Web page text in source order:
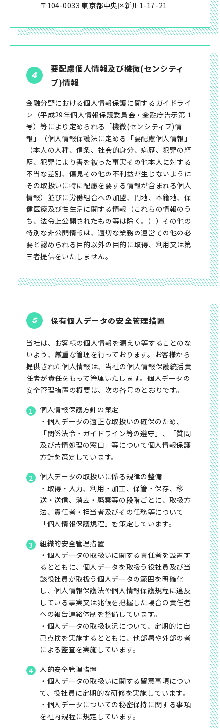
〒104-0033 東京都中央区新川1-17-21
要配慮個人情報及び機微(センシティ
ブ)情報
金融分野における個人情報保護に関するガイドライ
ン（平成29年個人情報保護委員会・金融庁告示第１
号）等により定められる「機微(センシティブ)情
報」（個人情報保護法に定める「要配慮個人情報」
（本人の人種、信条、社会的身分、病歴、犯罪の経
歴、犯罪により害を被った事実その他本人に対する
不当な差別、偏見その他の不利益が生じないように
その取扱いに特に配慮を要する情報が含まれる個人
情報）並びに労働組合への加盟、門地、本籍地、保
健医療及び性生活に関する情報（これらの情報のう
ち、法令上公開されたもの等は除く。））その他の
特別な非公開情報は、適切な業務の運営その他の必
要と認められる目的以外の目的に取得、利用又は第
三者提供をいたしません。
保有個人データの安全管理措置
当社は、お客様の個人情報を漏えい等することのな
いよう、厳重な管理を行っております。お客様から
提供された個人情報は、当社の個人情報保護統括責
任者が責任をもって管理いたします。個人データの
安全管理措置の概要は、次の各号のとおりです。
個人情報保護方針の策定
・個人データの適正な取扱いの確保のため、
「関係法令・ガイドライン等の遵守」、「質問
及び苦情処理の窓口」等について個人情報保護
方針を策定しています。
個人データの取扱いに係る規律の整備
・取得・入力、利用・加工、保管・保存、移
送・送信、消去・廃棄等の段階ごとに、取扱方
法、責任者・担当者及びその任務等について
「個人情報保護規程」を策定しています。
組織的安全管理措置
・個人データの取扱いに関する責任者を設置す
るとともに、個人データを取扱う役社員及び当
該役社員が取扱う個人データの範囲を明確化
し、個人情報保護法や個人情報保護規程に違反
している事実又は兆候を把握した場合の責任者
への報告連絡体制を整備しています。
・個人データの取扱状況について、定期的に自
己点検を実施するとともに、他部署や外部の者
による監査を実施しています。
人的安全管理措置
・個人データの取扱いに関する留意事項につい
て、役社員に定期的な研修を実施しています。
・個人データについての秘密保持に関する事項
を社内規程に規定しています。